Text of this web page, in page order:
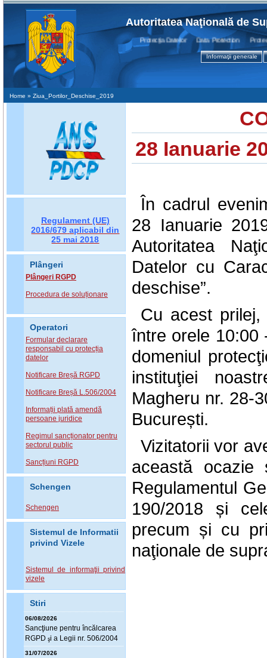
Autoritatea Naţională de
Protecţia Datelor Data Protection Protection
Informaţii generale
Home » Ziua_Portilor_Deschise_2019
Regulament (UE)
2016/679 aplicabil din
25 mai 2018
Plângeri
Plângeri RGPD
Procedura de soluționare
Operatori
Formular declarare
responsabil cu protecția
datelor
Notificare Breșă RGPD
Notificare Breșă L.506/2004
Informații plată amendă
persoane juridice
Regimul sancționator pentru
sectorul public
Sancțiuni RGPD
Schengen
Schengen
Sistemul de Informatii
privind Vizele
Sistemul de informaţii privind
vizele
Stiri
06/08/2026
Sancţiune pentru încălcarea
RGPD şi a Legii nr. 506/2004
31/07/2026
28 Ianuarie
În cadrul
28 Ianuarie
Autoritatea
Datelor cu
deschise”.
Cu acest
între orele 10:00
domeniul
instituţiei
Magheru nr. 28-
București.
Vizitatorii vor
această ocazie
Regulamentul
190/2018 și
precum și cu
naţionale de